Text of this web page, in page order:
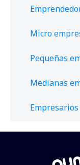
Micro
Pequeñas
Medianas
Empresarios